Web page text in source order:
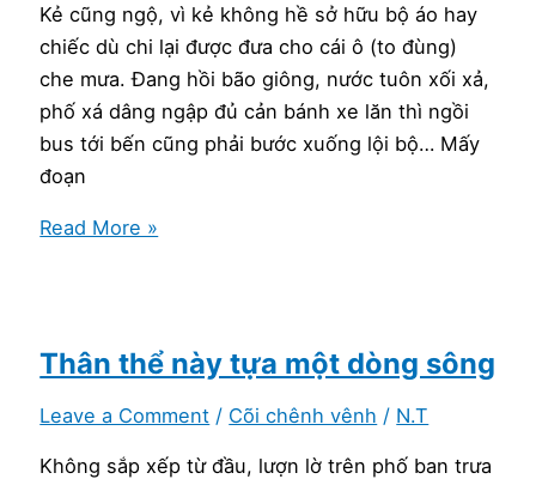
Kẻ cũng ngộ, vì kẻ không hề sở hữu bộ áo hay
chiếc dù chi lại được đưa cho cái ô (to đùng)
che mưa. Đang hồi bão giông, nước tuôn xối xả,
phố xá dâng ngập đủ cản bánh xe lăn thì ngồi
bus tới bến cũng phải bước xuống lội bộ… Mấy
đoạn
Ô
Read More »
Thân thể này tựa một dòng sông
Leave a Comment / Cõi chênh vênh / N.T
Không sắp xếp từ đầu, lượn lờ trên phố ban trưa